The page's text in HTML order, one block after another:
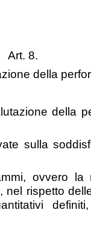
Art. 8.
della
della
sulla
ovvero la
rispetto